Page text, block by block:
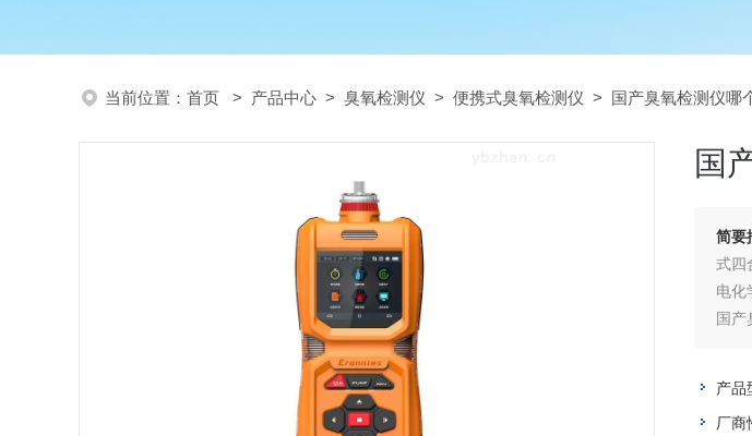
当前位置： 首页 > 产品中心 > 臭氧检测仪 > 便携式臭氧检测仪 > 国产臭氧检测仪哪
国
简要
式四
电化
国产
产品
厂商